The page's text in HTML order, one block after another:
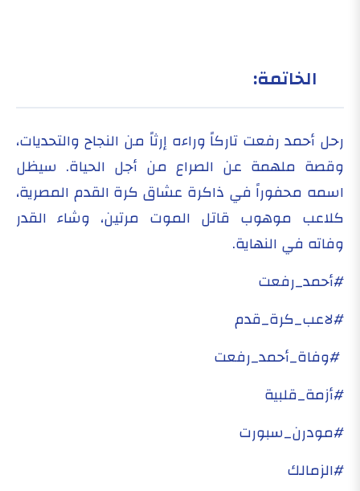
الخاتمة:
رحل أحمد رفعت تاركاً وراءه إرثاً من النجاح والتحديات،
وقصة ملهمة عن الصراع من أجل الحياة. سيظل
اسمه محفوراً في ذاكرة عشاق كرة القدم المصرية،
كلاعب موهوب قاتل الموت مرتين، وشاء القدر
وفاته في النهاية.
#أحمد_رفعت
#لاعب_كرة_قدم
#وفاة_أحمد_رفعت
#أزمة_قلبية
#مودرن_سبورت
#الزمالك